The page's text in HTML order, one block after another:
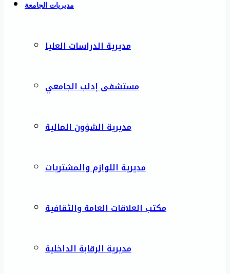
مديريات الجامعة
مديرية الدراسات العليا
مستشفى إدلب الجامعي
مديرية الشؤون المالية
مديرية اللوازم والمشتريات
مكتب العلاقات العامة والثقافية
مديرية الرقابة الداخلية